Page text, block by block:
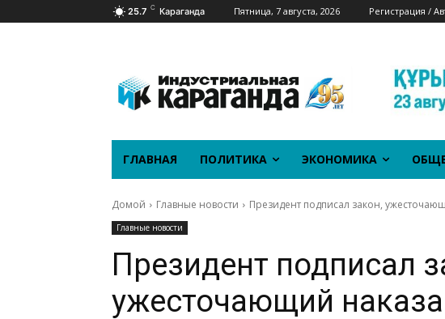
25.7 C Караганда Пятница, 7 августа, 2026 Регистрация /
ГЛАВНАЯ ПОЛИТИКА ЭКОНОМИКА
Домой Главные новости Президент подписал закон,
Главные новости
Президент подписал
ужесточающий